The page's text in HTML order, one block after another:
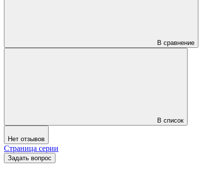
В сравнение
В список
Нет отзывов
Страница серии
Задать вопрос